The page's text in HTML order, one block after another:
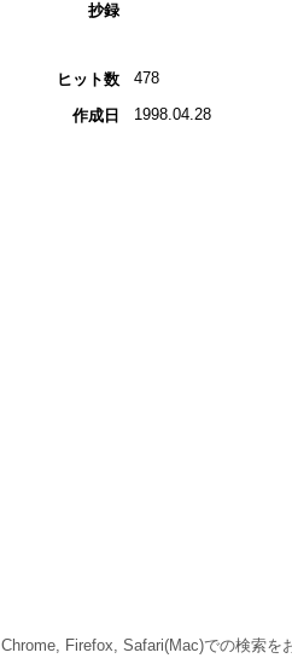
抄録
ヒット数 478
作成日 1998.04.28
Chrome, Firefox, Safari(Mac)での検索を